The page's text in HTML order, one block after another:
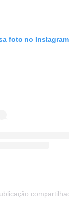
foto no Instagram